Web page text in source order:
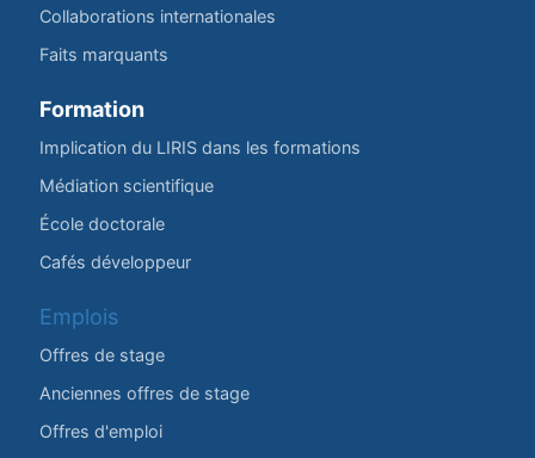
Collaborations internationales
Faits marquants
Formation
Implication du LIRIS dans les formations
Médiation scientifique
École doctorale
Cafés développeur
Emplois
Offres de stage
Anciennes offres de stage
Offres d'emploi